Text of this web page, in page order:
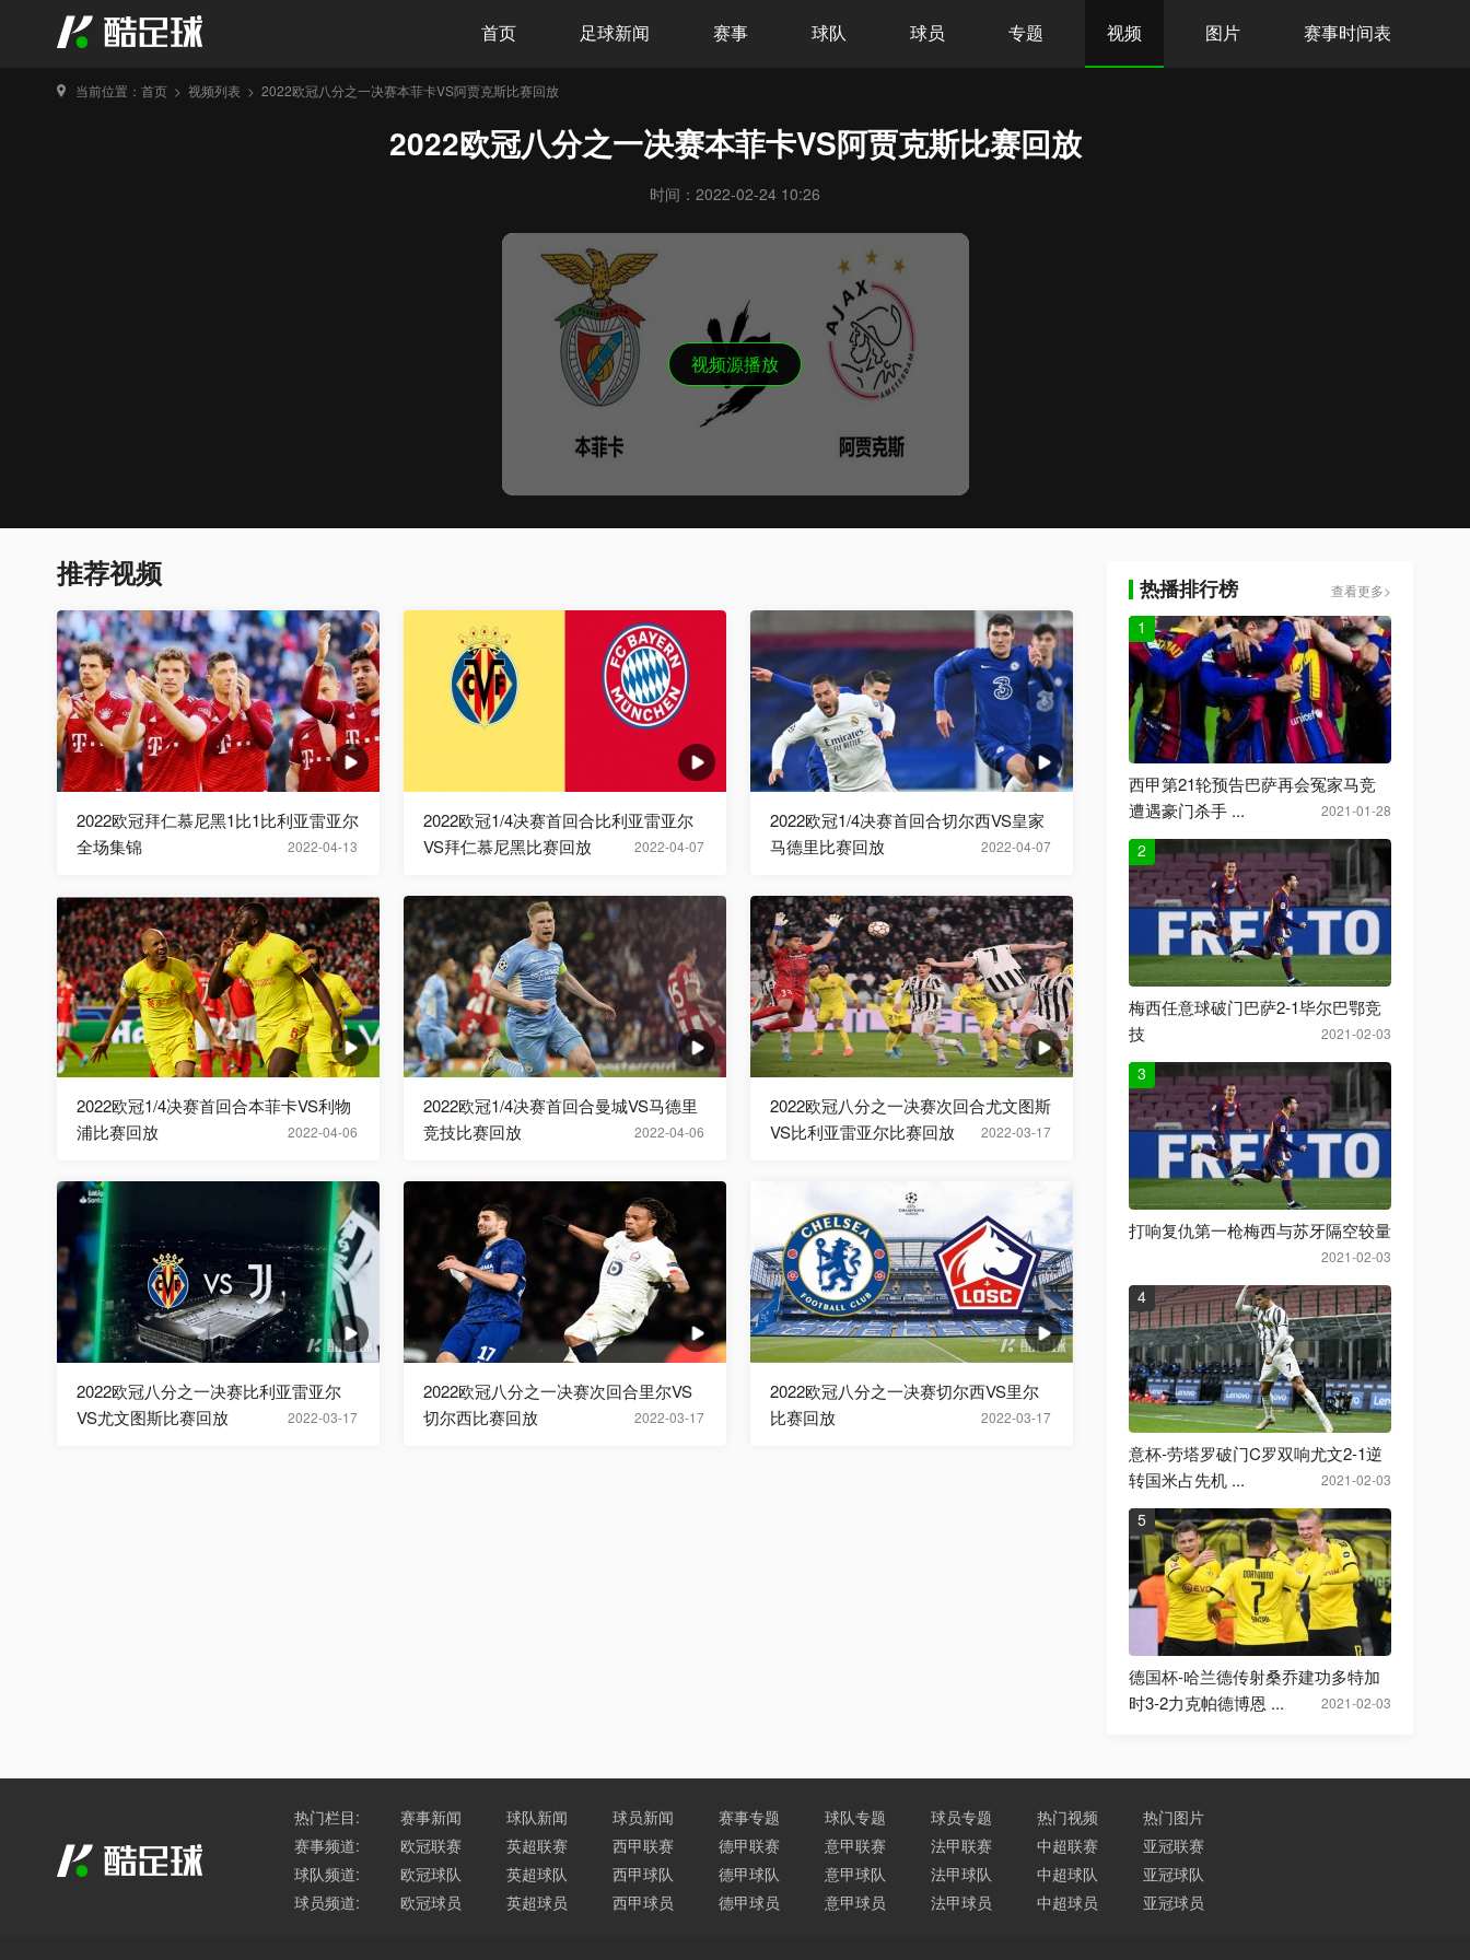
首页 足球新闻 赛事 球队 球员 专题 视频 图片 赛事时间表
当前位置： 首页 > 视频列表 > 2022欧冠八分之一决赛本菲卡VS阿贾克斯比赛回放
2022欧冠八分之一决赛本菲卡VS阿贾克斯比赛回放
时间：2022-02-24 10:26
视频源播放
推荐视频
2022-04-13
2022欧冠拜仁慕尼黑1比1比利亚雷亚尔
全场集锦
2022-04-07
2022欧冠1/4决赛首回合比利亚雷亚尔
VS拜仁慕尼黑比赛回放
2022-04-07
2022欧冠1/4决赛首回合切尔西VS皇家
马德里比赛回放
2022-04-06
2022欧冠1/4决赛首回合本菲卡VS利物
浦比赛回放
2022-04-06
2022欧冠1/4决赛首回合曼城VS马德里
竞技比赛回放
2022-03-17
2022欧冠八分之一决赛次回合尤文图斯
VS比利亚雷亚尔比赛回放
2022-03-17
2022欧冠八分之一决赛比利亚雷亚尔
VS尤文图斯比赛回放
2022-03-17
2022欧冠八分之一决赛次回合里尔VS
切尔西比赛回放
2022-03-17
2022欧冠八分之一决赛切尔西VS里尔
比赛回放
热播排行榜 查看更多>
1
2021-01-28
西甲第21轮预告巴萨再会冤家马竞
遭遇豪门杀手 ...
2
2021-02-03
梅西任意球破门巴萨2-1毕尔巴鄂竞
技
3
2021-02-03
打响复仇第一枪梅西与苏牙隔空较量
4
2021-02-03
意杯-劳塔罗破门C罗双响尤文2-1逆
转国米占先机 ...
5
2021-02-03
德国杯-哈兰德传射桑乔建功多特加
时3-2力克帕德博恩 ...
热门栏目: 赛事新闻 球队新闻 球员新闻 赛事专题 球队专题 球员专题 热门视频
热门图片
赛事频道:
欧冠联赛 英超联赛 西甲联赛 德甲联赛 意甲联赛 法甲联赛 中超联赛
亚冠联赛
球队频道:
欧冠球队 英超球队 西甲球队 德甲球队 意甲球队 法甲球队 中超球队
亚冠球队
球员频道:
欧冠球员 英超球员 西甲球员 德甲球员 意甲球员 法甲球员 中超球员 亚冠球员